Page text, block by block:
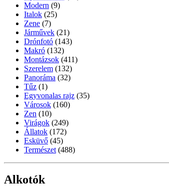
Modern (9)
Italok (25)
Zene (7)
Járművek (21)
Drónfotó (143)
Makró (132)
Montázsok (411)
Szerelem (132)
Panoráma (32)
Tűz (1)
Egyvonalas rajz (35)
Városok (160)
Zen (10)
Virágok (249)
Állatok (172)
Esküvő (45)
Természet (488)
Alkotók